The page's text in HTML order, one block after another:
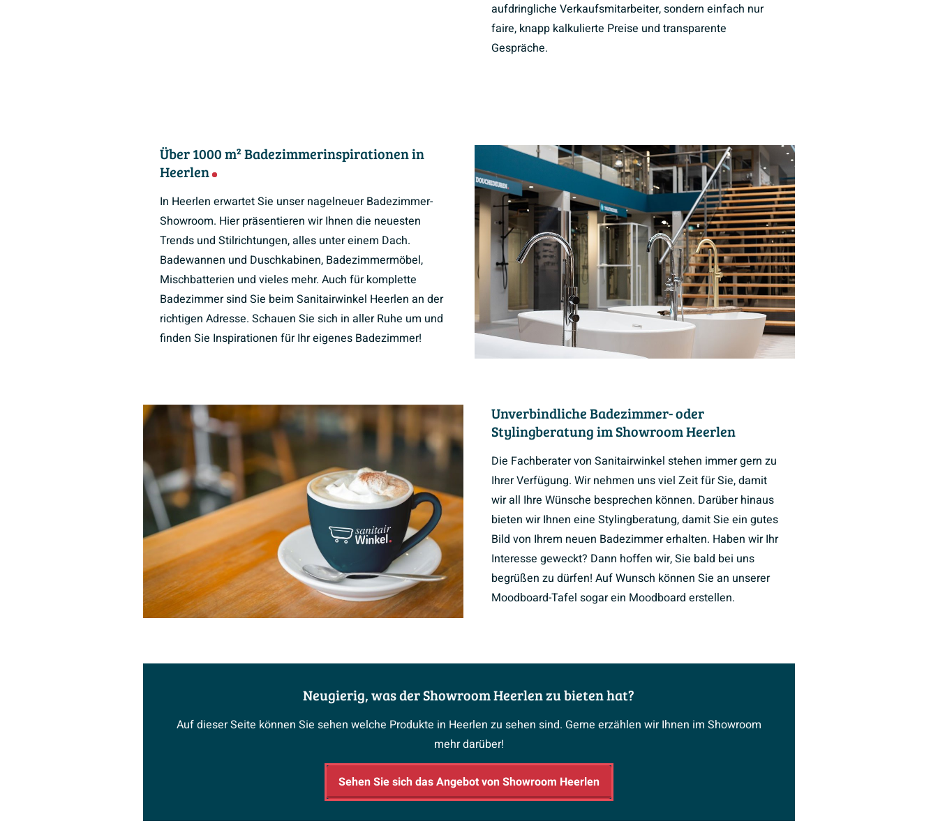
aufdringliche Verkaufsmitarbeiter, sondern einfach nur
faire, knapp kalkulierte Preise und transparente
Gespräche.
Über 1000 m² Badezimmerinspirationen in
Heerlen
In Heerlen erwartet Sie unser nagelneuer Badezimmer-
Showroom. Hier präsentieren wir Ihnen die neuesten
Trends und Stilrichtungen, alles unter einem Dach.
Badewannen und Duschkabinen, Badezimmermöbel,
Mischbatterien und vieles mehr. Auch für komplette
Badezimmer sind Sie beim Sanitairwinkel Heerlen an der
richtigen Adresse. Schauen Sie sich in aller Ruhe um und
finden Sie Inspirationen für Ihr eigenes Badezimmer!
Unverbindliche Badezimmer- oder
Stylingberatung im Showroom Heerlen
Die Fachberater von Sanitairwinkel stehen immer gern zu
Ihrer Verfügung. Wir nehmen uns viel Zeit für Sie, damit
wir all Ihre Wünsche besprechen können. Darüber hinaus
bieten wir Ihnen eine Stylingberatung, damit Sie ein gutes
Bild von Ihrem neuen Badezimmer erhalten. Haben wir Ihr
Interesse geweckt? Dann hoffen wir, Sie bald bei uns
begrüßen zu dürfen! Auf Wunsch können Sie an unserer
Moodboard-Tafel sogar ein Moodboard erstellen.
Neugierig, was der Showroom Heerlen zu bieten hat?
Auf dieser Seite können Sie sehen welche Produkte in Heerlen zu sehen sind. Gerne erzählen wir Ihnen im Showroom
mehr darüber!
Sehen Sie sich das Angebot von Showroom Heerlen